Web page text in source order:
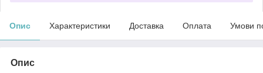
Опис Характеристики Доставка Оплата Умови
Опис